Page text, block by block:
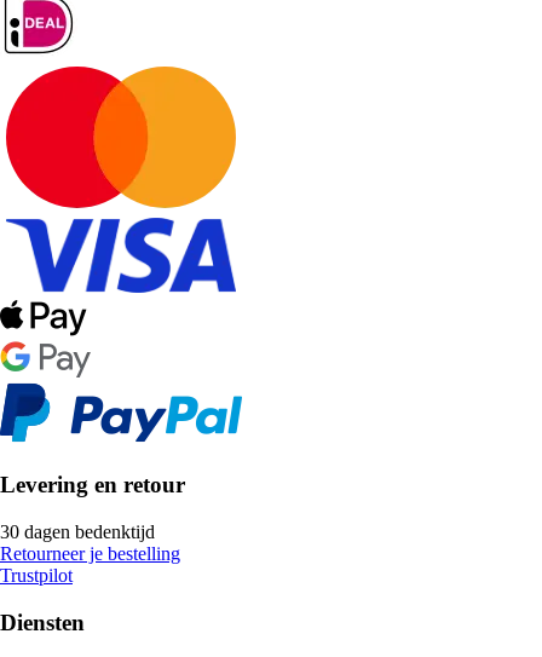
Levering en retour
30 dagen bedenktijd
Retourneer je bestelling
Trustpilot
Diensten